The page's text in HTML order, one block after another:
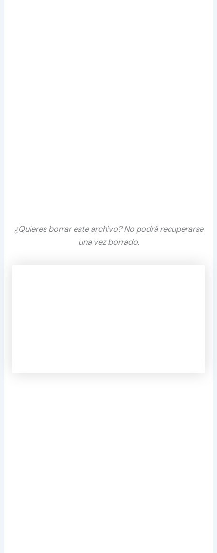
¿Quieres borrar este archivo? No podrá recuperarse
una vez borrado.